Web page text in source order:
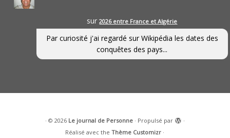
sur2026 entre France et Algérie
Par curiosité j'ai regardé sur Wikipédia les dates des
conquêtes des pays...
· © 2026 Le journal de Personne· Propulsé par
·
Réalisé avec theThème Customizr ·